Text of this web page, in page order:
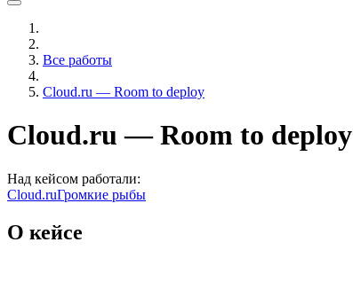
Все работы
Cloud.ru — Room to deploy
Cloud.ru — Room to deploy
Над кейсом работали:
Cloud.ruГромкие рыбы
О кейсе